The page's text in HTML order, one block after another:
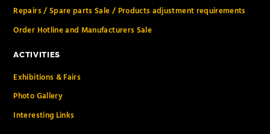
Repairs / Spare parts Sale / Products adjustment requirements
Order Hotline and Manufacturers Sale
ACTIVITIES
Exhibitions & Fairs
Photo Gallery
Interesting Links